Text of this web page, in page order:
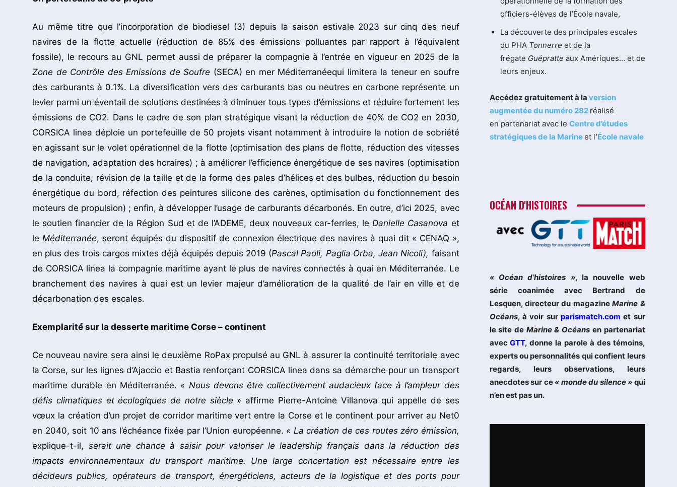
Au même titre que l’incorporation de biodiesel (3) depuis la saison estivale 2023 sur cinq des neuf
navires de la flotte actuelle (réduction de 85% des émissions polluantes par rapport à l’équivalent
fossile), le recours au GNL permet aussi de préparer la compagnie à l’entrée en vigueur en 2025 de la
Zone de Contrôle des Emissions de Soufre (SECA) en mer Méditerranéequi limitera la teneur en soufre
des carburants à 0.1%. La diversification vers des carburants bas ou neutres en carbone représente un
levier parmi un éventail de solutions destinées à diminuer tous types d’émissions et réduire fortement les
émissions de CO2. Dans le cadre de son plan stratégique visant la réduction de 40% de CO2 en 2030,
CORSICA linea déploie un portefeuille de 50 projets visant notamment à introduire la notion de sobriété
en agissant sur le volet opérationnel de la flotte (optimisation des plans de flotte, réduction des vitesses
de navigation, adaptation des horaires) ; à améliorer l’efficience énergétique de ses navires (optimisation
de la conduite, révision de la taille et de la forme des pales d’hélices et des bulbes, réduction du besoin
énergétique du bord, réfection des peintures silicone des carènes, optimisation du fonctionnement des
moteurs de propulsion) ; enfin, à développer l’usage de carburants décarbonés. En outre, d’ici 2025, avec
le soutien financier de la Région Sud et de l’ADEME, deux nouveaux car-ferries, le Danielle Casanova et
le Méditerranée, seront équipés du dispositif de connexion électrique des navires à quai dit « CENAQ »,
en plus des trois cargos mixtes déjà équipés depuis 2019 (Pascal Paoli, Paglia Orba, Jean Nicoli), faisant
de CORSICA linea la compagnie maritime ayant le plus de navires connectés à quai en Méditerranée. Le
branchement des navires à quai est un levier majeur d’amélioration de la qualité de l’air en ville et de
décarbonation des escales.
Exemplarité́ sur la desserte maritime Corse – continent
Ce nouveau navire sera ainsi le deuxième RoPax propulsé au GNL à assurer la continuité territoriale avec
la Corse, sur les lignes d’Ajaccio et Bastia renforçant CORSICA linea dans sa démarche pour un transport
maritime durable en Méditerranée. « Nous devons être collectivement audacieux face à l’ampleur des
défis climatiques et écologiques de notre siècle » affirme Pierre-Antoine Villanova qui appelle de ses
vœux la création d’un projet de corridor maritime vert entre la Corse et le continent pour arriver au Net0
en 2040, soit 10 ans l’échéance fixée par l’Union européenne. « La création de ces routes zéro émission,
explique-t-il, serait une chance à saisir pour valoriser le leadership français dans la réduction des
impacts environnementaux du transport maritime. Une large concertation est nécessaire entre les
décideurs publics, opérateurs de transport, énergéticiens, acteurs de la logistique et des ports pour
officiers-élèves de l’École navale,
La découverte des principales escales
du PHA Tonnerre et de la
frégate Guépratte aux Amériques… et de
leurs enjeux.
Accédez gratuitement à la version
augmentée du numéro 282 réalisé
en partenariat avec le Centre d’études
stratégiques de la Marineet l‘École navale
OCÉAN D'HISTOIRES
« Océan d’histoires », la nouvelle web
série coanimée avec Bertrand de
Lesquen, directeur du magazineMarine &
Océans, à voir sur parismatch.com et sur
le site de Marine & Océans en partenariat
avecGTT, donne la parole à des témoins,
experts ou personnalités qui confient leurs
regards, leurs observations, leurs
anecdotes sur ce « monde du silence » qui
n’en est pas un.